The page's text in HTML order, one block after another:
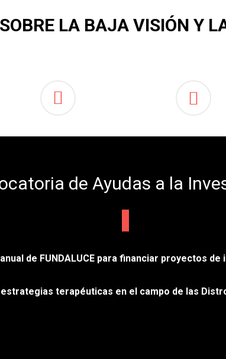
LA BAJA VISIÓN Y
de Ayudas a la
de FUNDALUCE para financiar proyectos
terapéuticas en el campo de las